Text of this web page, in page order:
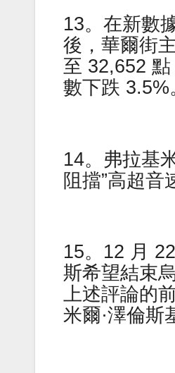
13。在新數
後，華爾街
至 32,652
數下跌 3.5%
14。弗拉基
阻擋”高超音
15。12 月
斯希望結束
上述評論的
米爾·澤倫斯